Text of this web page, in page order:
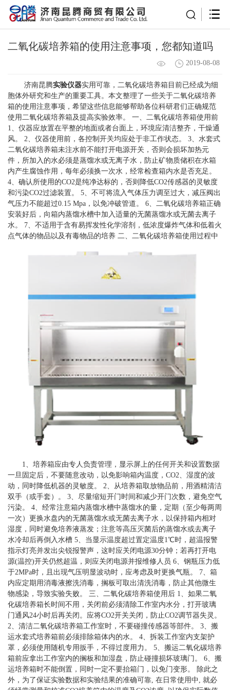
二氧化碳培养箱的使用注意事项，您都知道吗
2019-08-08
济南昆腾实验仪器实用可靠，二氧化碳培养箱目前已经成为细
胞体外研究和生产的重要工具。本文整理了一些关于二氧化碳培养
箱的使用注意事项，希望这些信息能够帮助各位科研君们正确规范
使用二氧化碳培养箱及提高实验效率。 一、二氧化碳培养箱使用前
1、仪器应放置在平整的地面或者台面上，环境应清洁整齐，干燥通
风。 2、仪器使用前，各控制开关均应处于非工作状态。 3、水套式
二氧化碳培养箱未注水前不能打开电源开关，否则会损坏加热元
件，所加入的水必须是蒸馏水或无离子水，防止矿物质储积在水箱
内产生腐蚀作用，每年必须换一次水，经常检查箱内水是否充足。
4、确认所使用的CO2是纯净达标的，否则降低CO2传感器的灵敏度
和污染CO2过滤装置。 5、不可将流入气体压力调至过大，减压阀出
气压力不能超过0.15 Mpa，以免冲破管道。 6、二氧化碳培养箱正确
安装好后，向箱内蒸馏水槽中加入适量的无菌蒸馏水或无菌去离子
水。 7、不适用于含有易挥发性化学溶剂，低浓度爆炸气体和低着火
点气体的物品以及有毒物品的培养 二、二氧化碳培养箱使用过程中
1、培养箱应由专人负责管理，显示屏上的任何开关和设置数据
一旦固定后，不要随意改动，以免影响箱内温度，CO2、湿度的波
动，同时降低机器的灵敏度。 2、从培养箱取放物品前，用酒精清洁
双手（或手套）。 3、尽量缩短开门时间和减少开门次数，避免空气
污染。 4、经常注意箱内蒸馏水槽中蒸馏水的量，定期（至少每两周
一次）更换水盘内的无菌蒸馏水或无菌去离子水，以保持箱内相对
湿度，同时避免培养液蒸发；注意等高压灭菌后的蒸馏水或去离子
水冷却后再倒入水槽 5、当显示温度超过置定温度1℃时，超温报警
指示灯亮并发出尖锐报警声，这时应关闭电源30分钟；若再打开电
源(温控)开关仍然超温，则应关闭电源并报维修人员 6、钢瓶压力低
于2MPa时，且出现气压明显波动时，应考虑及时更换气瓶。 7、箱
内应定期用消毒液擦洗消毒，搁板可取出清洗消毒，防止其他微生
物感染，导致实验失败。 三、二氧化碳培养箱使用后 1、如果二氧
化碳培养箱长时间不用，关闭前必须清除工作室内水分，打开玻璃
门通风24小时后再关闭。应将CO2开关关闭，防止CO2调节器失灵。
2、清洁二氧化碳培养箱工作室时，不要碰撞传感器等部件。 3、搬
运水套式培养箱前必须排除箱体内的水。 4、拆装工作室内支架护
罩，必须使用随机专用扳手，不得过度用力。 5、搬运二氧化碳培养
箱前应拿出工作室内的搁板和加湿盘，防止碰撞损坏玻璃门。 6、搬
运培养箱时不能倒置，同时一定不要抬箱门，以免门变形。 除此之
外，为了保证实验数据和实验结果的准确可靠, 在日常使用中, 就必